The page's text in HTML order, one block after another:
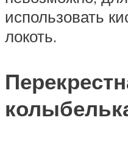
использовать
локоть.